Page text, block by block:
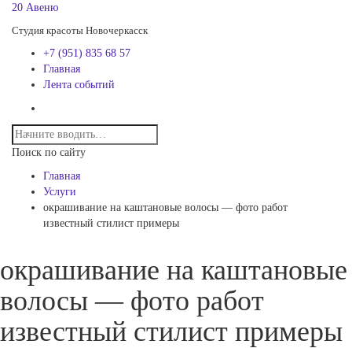
20 Авеню
Студия красоты Новочеркасск
+7 (951) 835 68 57
Главная
Лента событий
Поиск по сайту
Главная
Услуги
окрашивание на каштановые волосы — фото работ
известный стилист примеры
окрашивание на каштановые
волосы — фото работ
известный стилист примеры